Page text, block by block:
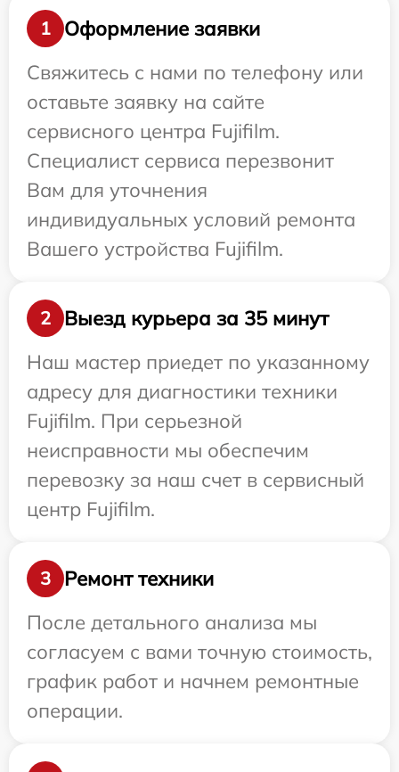
1
Оформление заявки
Свяжитесь с нами по телефону или
оставьте заявку на сайте
сервисного центра Fujifilm.
Специалист сервиса перезвонит
Вам для уточнения
индивидуальных условий ремонта
Вашего устройства Fujifilm.
2
Выезд курьера за 35 минут
Наш мастер приедет по указанному
адресу для диагностики техники
Fujifilm. При серьезной
неисправности мы обеспечим
перевозку за наш счет в сервисный
центр Fujifilm.
3
Ремонт техники
После детального анализа мы
согласуем с вами точную стоимость,
график работ и начнем ремонтные
операции.